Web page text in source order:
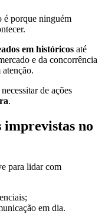
é porque ninguém
em históricos até
e da concorrência
de ações
.
imprevistas no
para lidar com
em dia.